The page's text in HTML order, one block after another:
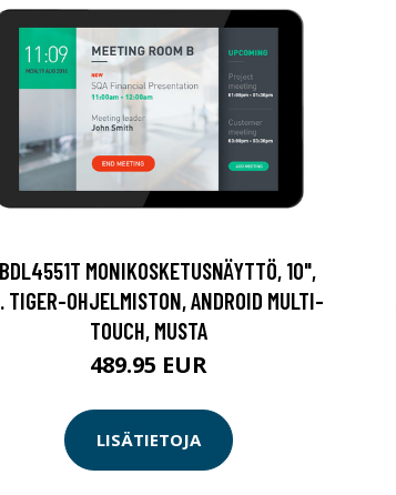
MONIKOSKETUSNÄYTTÖ, 10",
TIGER-OHJELMISTON, ANDROID MULTI-
TOUCH, MUSTA
489.95 EUR
LISÄTIETOJA